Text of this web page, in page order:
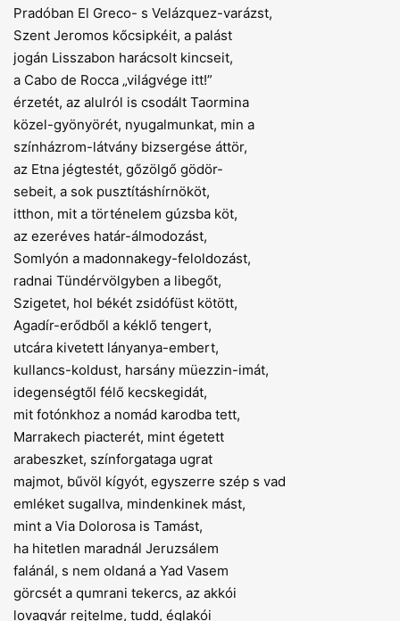
Pradóban El Greco- s Velázquez-varázst,
Szent Jeromos kőcsipkéit, a palást
jogán Lisszabon harácsolt kincseit,
a Cabo de Rocca „világvége itt!”
érzetét, az alulról is csodált Taormina
közel-gyönyörét, nyugalmunkat, min a
színházrom-látvány bizsergése áttör,
az Etna jégtestét, gőzölgő gödör-
sebeit, a sok pusztításhírnököt,
itthon, mit a történelem gúzsba köt,
az ezeréves határ-álmodozást,
Somlyón a madonnakegy-feloldozást,
radnai Tündérvölgyben a libegőt,
Szigetet, hol békét zsidófüst kötött,
Agadír-erődből a kéklő tengert,
utcára kivetett lányanya-embert,
kullancs-koldust, harsány müezzin-imát,
idegenségtől félő kecskegidát,
mit fotónkhoz a nomád karodba tett,
Marrakech piacterét, mint égetett
arabeszket, színforgataga ugrat
majmot, bűvöl kígyót, egyszerre szép s vad
emléket sugallva, mindenkinek mást,
mint a Via Dolorosa is Tamást,
ha hitetlen maradnál Jeruzsálem
falánál, s nem oldaná a Yad Vasem
görcsét a qumrani tekercs, az akkói
lovagvár rejtelme, tudd, églakói